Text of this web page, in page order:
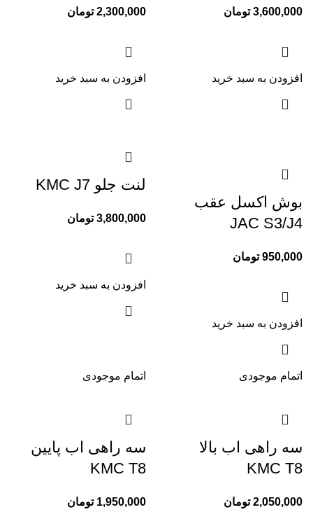
3,600,000 تومان
افزودن به سبد خرید
2,300,000 تومان
افزودن به سبد خرید
بوش اکسل عقب
JAC S3/J4
950,000 تومان
افزودن به سبد خرید
لنت جلو KMC J7
3,800,000 تومان
افزودن به سبد خرید
اتمام موجودی
سه راهی اب بالا
KMC T8
2,050,000 تومان
اتمام موجودی
سه راهی اب پایین
KMC T8
1,950,000 تومان